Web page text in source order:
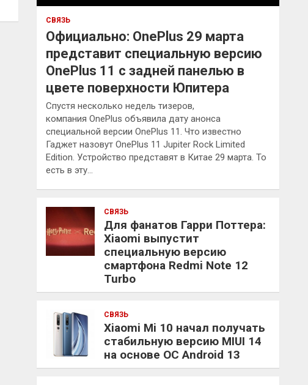
СВЯЗЬ
Официально: OnePlus 29 марта
представит специальную версию
OnePlus 11 с задней панелью в
цвете поверхности Юпитера
Спустя несколько недель тизеров,
компания OnePlus объявила дату анонса
специальной версии OnePlus 11. Что известно
Гаджет назовут OnePlus 11 Jupiter Rock Limited
Edition. Устройство представят в Китае 29 марта. То
есть в эту…
СВЯЗЬ
Для фанатов Гарри Поттера:
Xiaomi выпустит
специальную версию
смартфона Redmi Note 12
Turbo
СВЯЗЬ
Xiaomi Mi 10 начал получать
стабильную версию MIUI 14
на основе ОС Android 13